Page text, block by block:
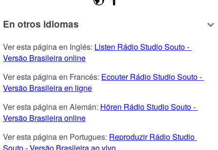
En otros idiomas
Ver esta página en Inglés: Listen Rádio Studio Souto -
Versão Brasileira online
Ver esta página en Francés: Ecouter Rádio Studio Souto -
Versão Brasileira en ligne
Ver esta página en Alemán: Hören Rádio Studio Souto -
Versão Brasileira online
Ver esta página en Portugues: Reproduzir Rádio Studio
Souto - Versão Brasileira ao vivo